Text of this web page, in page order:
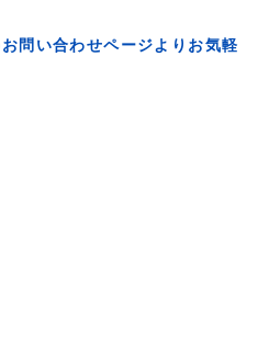
問い合わせページよりお気軽